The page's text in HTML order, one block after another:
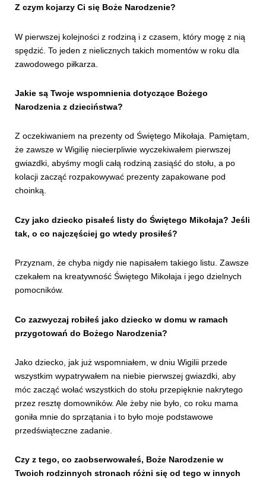
Z czym kojarzy Ci się Boże Narodzenie?
W pierwszej kolejności z rodziną i z czasem, który mogę z nią
spędzić. To jeden z nielicznych takich momentów w roku dla
zawodowego piłkarza.
Jakie są Twoje wspomnienia dotyczące Bożego
Narodzenia z dzieciństwa?
Z oczekiwaniem na prezenty od Świętego Mikołaja. Pamiętam,
że zawsze w Wigilię niecierpliwie wyczekiwałem pierwszej
gwiazdki, abyśmy mogli całą rodziną zasiąść do stołu, a po
kolacji zacząć rozpakowywać prezenty zapakowane pod
choinką.
Czy jako dziecko pisałeś listy do Świętego Mikołaja? Jeśli
tak, o co najczęściej go wtedy prosiłeś?
Przyznam, że chyba nigdy nie napisałem takiego listu. Zawsze
czekałem na kreatywność Świętego Mikołaja i jego dzielnych
pomocników.
Co zazwyczaj robiłeś jako dziecko w domu w ramach
przygotowań do Bożego Narodzenia?
Jako dziecko, jak już wspomniałem, w dniu Wigilii przede
wszystkim wypatrywałem na niebie pierwszej gwiazdki, aby
móc zacząć wołać wszystkich do stołu przepięknie nakrytego
przez resztę domowników. Ale żeby nie było, co roku mama
goniła mnie do sprzątania i to było moje podstawowe
przedświąteczne zadanie.
Czy z tego, co zaobserwowałeś, Boże Narodzenie w
Twoich rodzinnych stronach różni się od tego w innych